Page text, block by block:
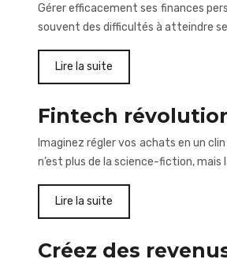
Gérer efficacement ses finances
souvent des difficultés à atteindre
Lire la suite
Fintech
Imaginez régler vos achats en un
n’est plus de la science-fiction, mais
Lire la suite
Créez des